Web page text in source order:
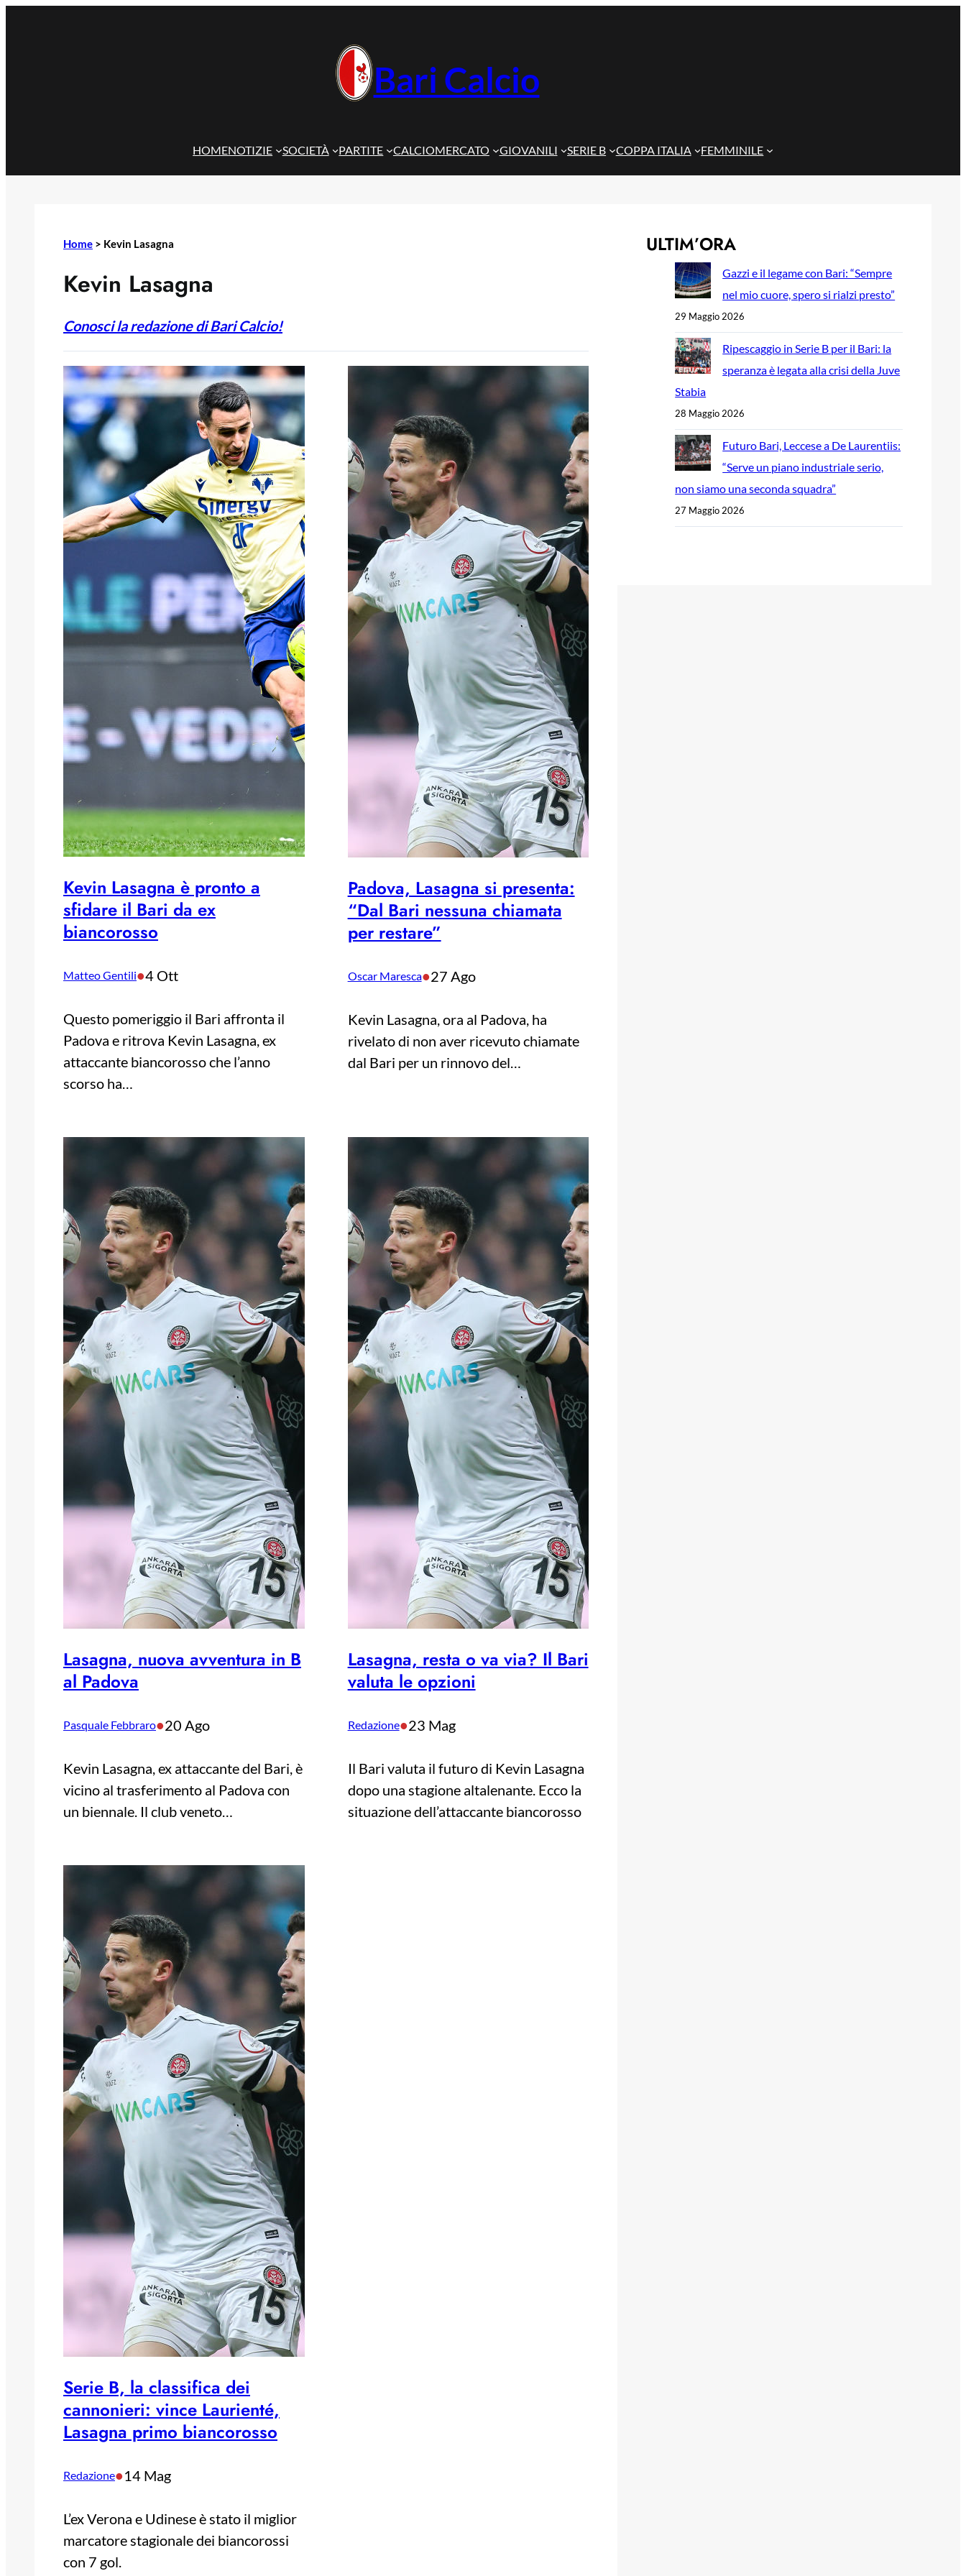
Bari Calcio
HOMENOTIZIE SOCIETÀ PARTITE CALCIOMERCATO GIOVANILI SERIE B COPPA ITALIA FEMMINILE
Home > Kevin Lasagna
Kevin Lasagna
Conosci la redazione di Bari Calcio!
Kevin Lasagna è pronto a
sfidare il Bari da ex
biancorosso
Matteo Gentili•4 Ott
Questo pomeriggio il Bari affronta il
Padova e ritrova Kevin Lasagna, ex
attaccante biancorosso che l’anno
scorso ha…
Padova, Lasagna si presenta:
“Dal Bari nessuna chiamata
per restare”
Oscar Maresca•27 Ago
Kevin Lasagna, ora al Padova, ha
rivelato di non aver ricevuto chiamate
dal Bari per un rinnovo del…
Lasagna, nuova avventura in B
al Padova
Pasquale Febbraro•20 Ago
Kevin Lasagna, ex attaccante del Bari, è
vicino al trasferimento al Padova con
un biennale. Il club veneto…
Lasagna, resta o va via? Il Bari
valuta le opzioni
Redazione•23 Mag
Il Bari valuta il futuro di Kevin Lasagna
dopo una stagione altalenante. Ecco la
situazione dell’attaccante biancorosso
Serie B, la classifica dei
cannonieri: vince Laurienté,
Lasagna primo biancorosso
Redazione•14 Mag
L’ex Verona e Udinese è stato il miglior
marcatore stagionale dei biancorossi
con 7 gol.
ULTIM’ORA
Gazzi e il legame con Bari: “Sempre
nel mio cuore, spero si rialzi presto”
29 Maggio 2026
Ripescaggio in Serie B per il Bari: la
speranza è legata alla crisi della Juve
Stabia
28 Maggio 2026
Futuro Bari, Leccese a De Laurentiis:
“Serve un piano industriale serio,
non siamo una seconda squadra”
27 Maggio 2026